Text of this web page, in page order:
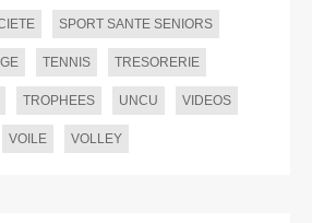
SPORT SANTE SENIORS
TENNIS TRESORERIE
TROPHEES UNCU VIDEOS
VOILE VOLLEY